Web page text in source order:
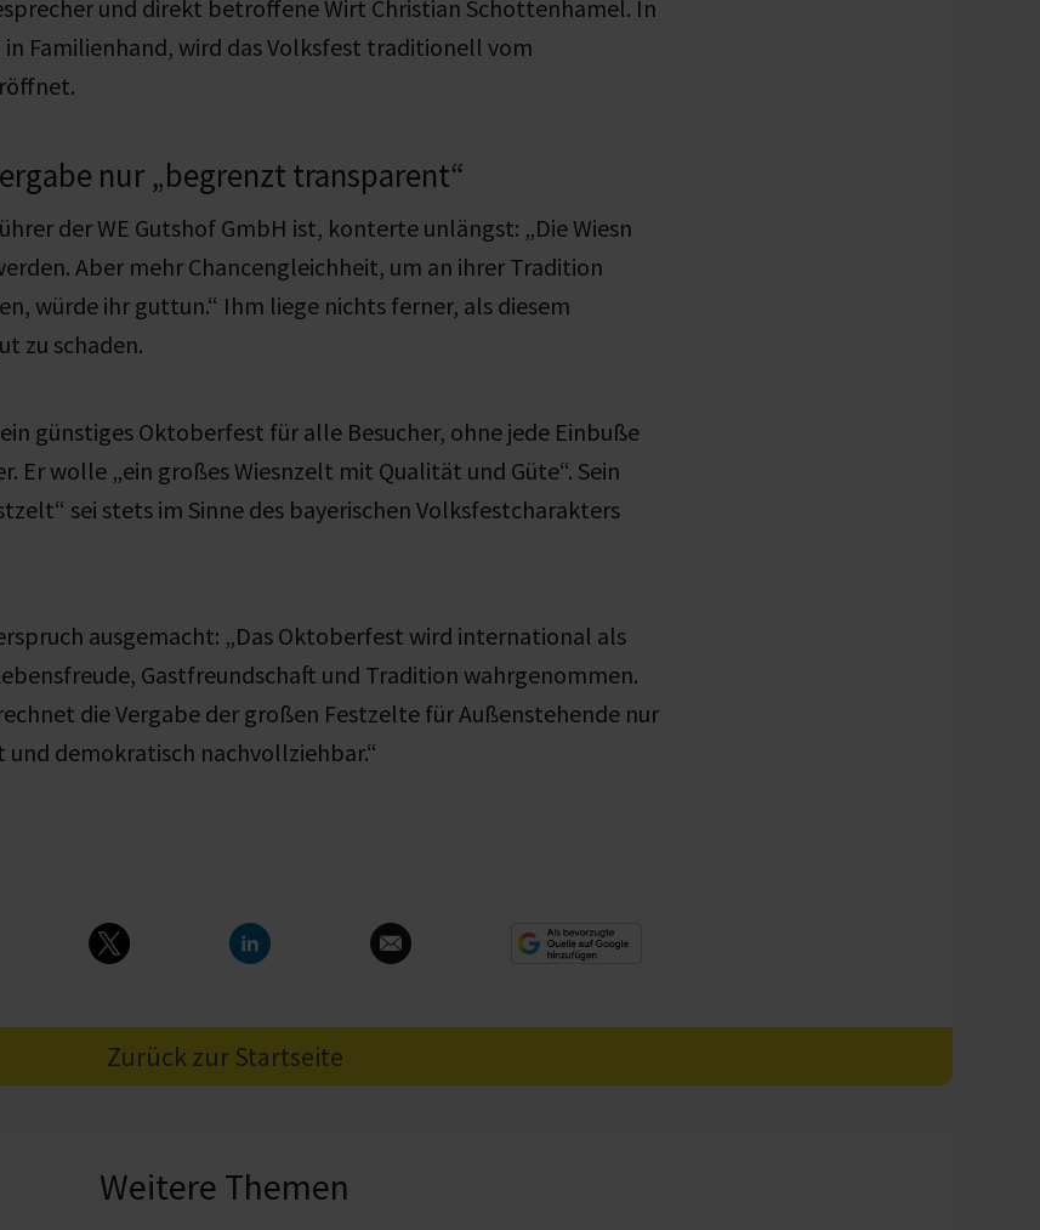
und direkt betroffene Wirt Christian Schottenhamel. In
in Familienhand, wird das Volksfest traditionell vom
nur „begrenzt transparent“
der WE Gutshof GmbH ist, konterte unlängst: „Die Wiesn
Aber mehr Chancengleichheit, um an ihrer Tradition
würde ihr guttun.“ Ihm liege nichts ferner, als diesem
zu schaden.
günstiges Oktoberfest für alle Besucher, ohne jede Einbuße
Er wolle „ein großes Wiesnzelt mit Qualität und Güte“. Sein
sei stets im Sinne des bayerischen Volksfestcharakters
ausgemacht: „Das Oktoberfest wird international als
Gastfreundschaft und Tradition wahrgenommen.
die Vergabe der großen Festzelte für Außenstehende nur
demokratisch nachvollziehbar.“
Zurück zur Startseite
Weitere Themen